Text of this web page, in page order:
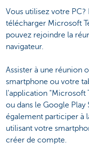
Vous utilisez votre PC?
télécharger Microsoft
pouvez rejoindre la
navigateur.
Assister à une réunion
smartphone ou votre
l'application "Microsoft
ou dans le Google
également participer à
utilisant votre
créer de compte.